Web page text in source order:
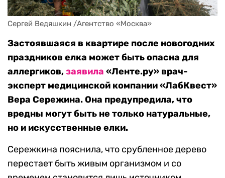
Сергей Ведяшкин /Агентство «Москва»
Застоявшаяся в квартире после новогодних
праздников елка может быть опасна для
аллергиков,заявила «Ленте.ру» врач-
эксперт медицинской компании «ЛабКвест»
Вера Сережина. Она предупредила, что
вредны могут быть не только натуральные,
но и искусственные елки.
Сережкина пояснила, что срубленное дерево
перестает быть живым организмом и со